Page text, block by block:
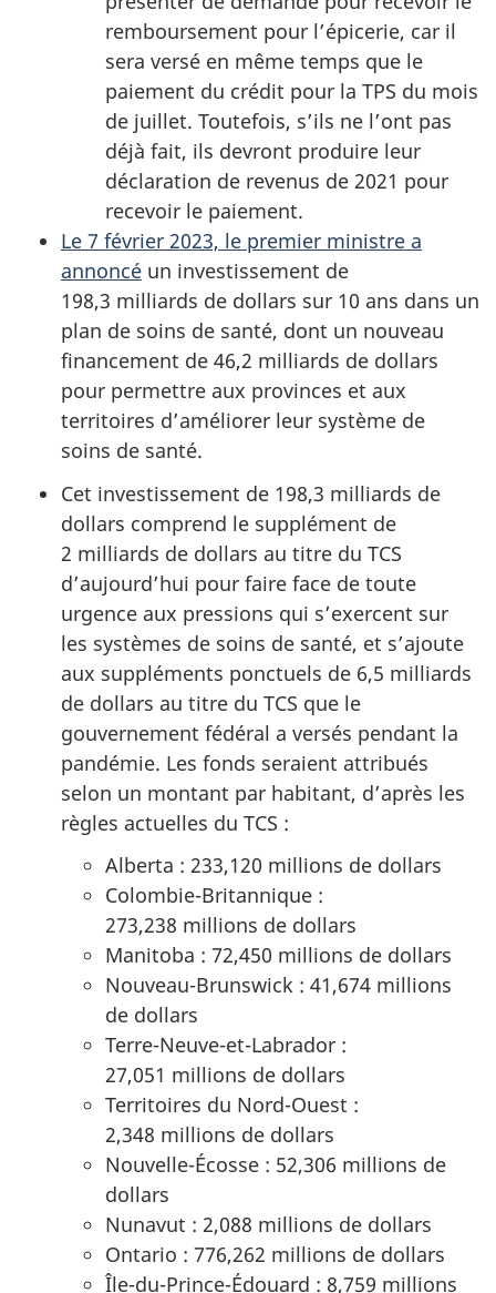
remboursement pour l’épicerie, car il
sera versé en même temps que le
paiement du crédit pour la TPS du mois
de juillet. Toutefois, s’ils ne l’ont pas
déjà fait, ils devront produire leur
déclaration de revenus de 2021 pour
recevoir le paiement.
Le 7 février 2023, le premier ministre a
annoncé un investissement de
198,3 milliards de dollars sur 10 ans dans un
plan de soins de santé, dont un nouveau
financement de 46,2 milliards de dollars
pour permettre aux provinces et aux
territoires d’améliorer leur système de
soins de santé.
Cet investissement de 198,3 milliards de
dollars comprend le supplément de
2 milliards de dollars au titre du TCS
d’aujourd’hui pour faire face de toute
urgence aux pressions qui s’exercent sur
les systèmes de soins de santé, et s’ajoute
aux suppléments ponctuels de 6,5 milliards
de dollars au titre du TCS que le
gouvernement fédéral a versés pendant la
pandémie. Les fonds seraient attribués
selon un montant par habitant, d’après les
règles actuelles du TCS :
Alberta : 233,120 millions de dollars
Colombie-Britannique :
273,238 millions de dollars
Manitoba : 72,450 millions de dollars
Nouveau-Brunswick : 41,674 millions
de dollars
Terre-Neuve-et-Labrador :
27,051 millions de dollars
Territoires du Nord-Ouest :
2,348 millions de dollars
Nouvelle-Écosse : 52,306 millions de
dollars
Nunavut : 2,088 millions de dollars
Ontario : 776,262 millions de dollars
Île-du-Prince-Édouard : 8,759 millions